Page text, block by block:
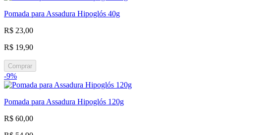
Pomada para Assadura Hipoglós 40g
R$ 23,00
R$ 19,90
Comprar
-9%
Pomada para Assadura Hipoglós 120g
R$ 60,00